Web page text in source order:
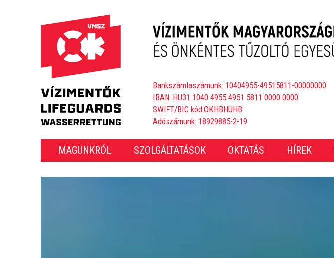
Bankszámlaszámunk: 10404955-49515811-00000000
IBAN: HU31 1040 4955 4951 5811 0000 0000
SWIFT/BIC kód:OKHBHUHB
Adószámunk: 18929885-2-19
MAGUNKRÓL SZOLGÁLTATÁSOK OKTATÁS HÍREK